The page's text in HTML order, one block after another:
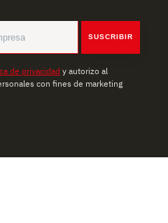
SUSCRIBIR
de privacidad y autorizo al
con fines de marketing